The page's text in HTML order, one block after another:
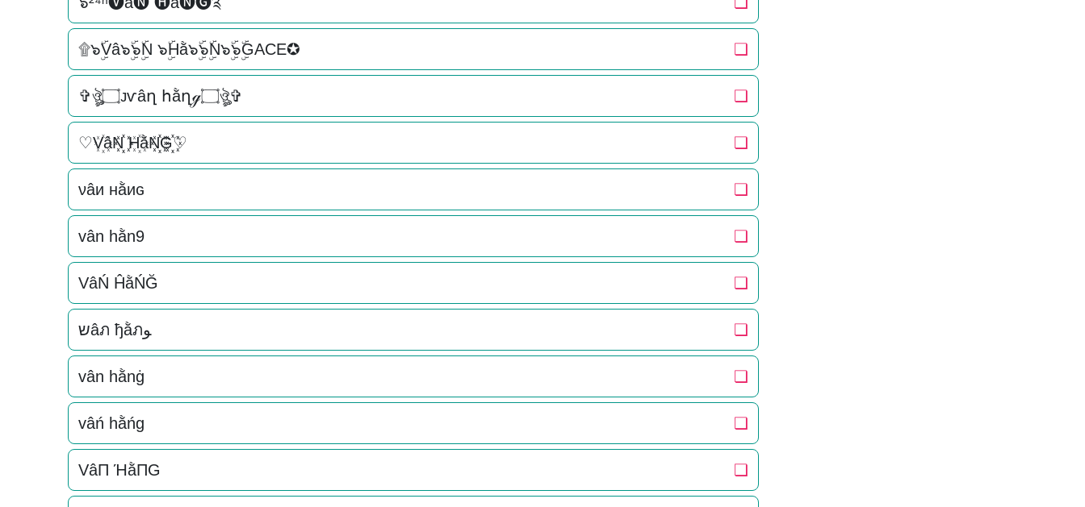
۩๖ۣۜVâ๖ۣۜ๖ۣۜN ๖ۣۜHằ๖ۣۜ๖ۣۜN๖ۣۜ๖ۣۜGACE✪ ❏
✞ঔৣ۝ᴊѵâղ հằղℊ۝ঔৣ✞ ❏
♡V꙰âN꙰꙰ H꙰ằN꙰꙰G꙰꙰♡ ❏
νâи нằиɢ ❏
vân hằn9 ❏
VâŃ ĤằŃĞ ❏
שâภ ђằภﻮ ❏
vân hằnġ ❏
vâń hằńg ❏
VâП ΉằПG ❏